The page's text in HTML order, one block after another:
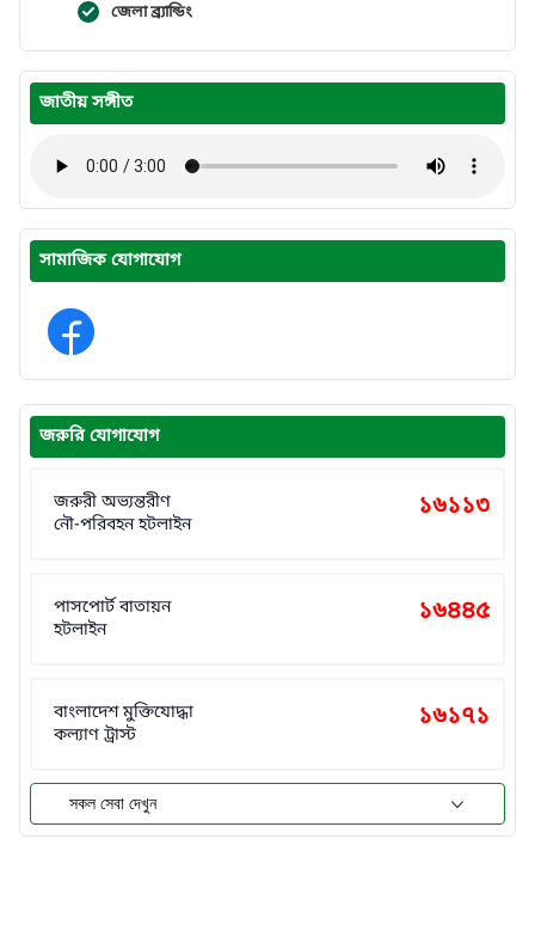
জেলা ব্র্যান্ডিং
জাতীয় সঙ্গীত
সামাজিক যোগাযোগ
জরুরি যোগাযোগ
জরুরী অভ্যন্তরীণ
নৌ-পরিবহন হটলাইন
১৬১১৩
পাসপোর্ট বাতায়ন
হটলাইন
১৬৪৪৫
বাংলাদেশ মুক্তিযোদ্ধা
কল্যাণ ট্রাস্ট
১৬১৭১
সকল সেবা দেখুন